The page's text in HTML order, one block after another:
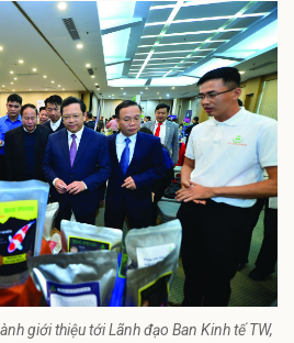
giới thiệu tới Lãnh đạo Ban Kinh tế TW,